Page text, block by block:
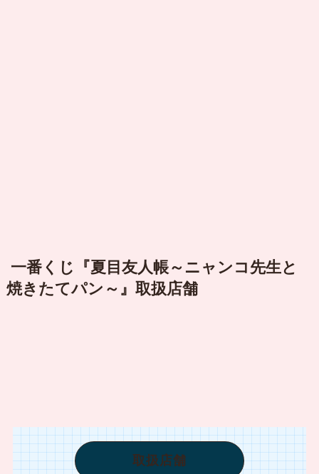
一番くじ『夏目友人帳～ニャンコ先生と
焼きたてパン～』取扱店舗
取扱店舗